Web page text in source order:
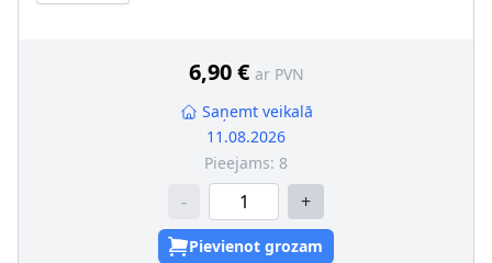
6,90 € ar PVN
Saņemt veikalā
11.08.2026
Pieejams: 8
- +
Pievienot grozam